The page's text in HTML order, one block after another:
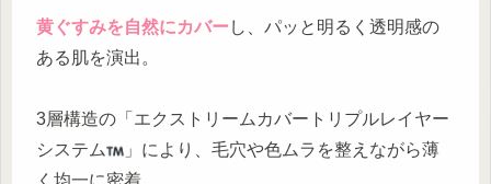
黄ぐすみを自然にカバーし、パッと明るく透明感の
ある肌を演出。
3層構造の「エクストリームカバートリプルレイヤー
システム
」により、毛穴や色ムラを整えながら薄